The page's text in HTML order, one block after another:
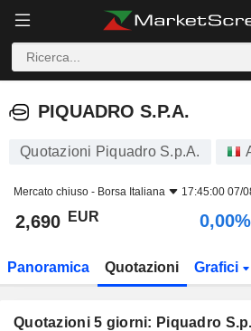
PIQUADRO S.P.A.
PIQUADRO S.P.A.
Quotazioni Piquadro S.p.A.
Mercato chiuso - Borsa Italiana 17:45:00 07/
2,690 EUR 0,00%
Panoramica Quotazioni Grafici
Quotazioni 5 giorni: Piquadro